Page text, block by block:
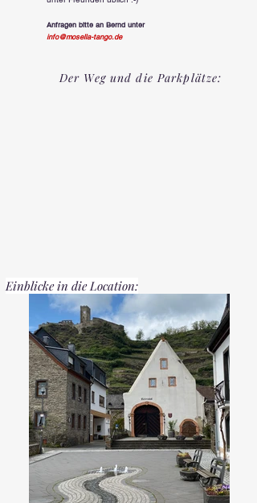
Anfragen bitte an Bernd unter
info@mosella-tango.de
Der Weg und die Parkplätze:
Einblicke in die Location: